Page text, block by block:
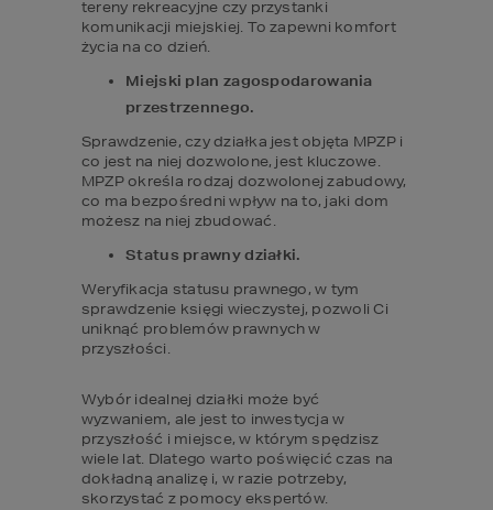
tereny rekreacyjne czy przystanki
komunikacji miejskiej. To zapewni komfort
życia na co dzień.
Miejski plan zagospodarowania
przestrzennego.
Sprawdzenie, czy działka jest objęta MPZP i
co jest na niej dozwolone, jest kluczowe.
MPZP określa rodzaj dozwolonej zabudowy,
co ma bezpośredni wpływ na to, jaki dom
możesz na niej zbudować.
Status prawny działki.
Weryfikacja statusu prawnego, w tym
sprawdzenie księgi wieczystej, pozwoli Ci
uniknąć problemów prawnych w
przyszłości.
Wybór idealnej działki może być
wyzwaniem, ale jest to inwestycja w
przyszłość i miejsce, w którym spędzisz
wiele lat. Dlatego warto poświęcić czas na
dokładną analizę i, w razie potrzeby,
skorzystać z pomocy ekspertów.